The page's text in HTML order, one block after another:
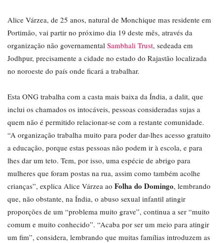
Alice Várzea, de 25 anos, natural de Monchique mas residente em
Portimão, vai partir no próximo dia 19 deste mês, através da
organização não governamental Sambhali Trust, sedeada em
Jodhpur, precisamente a cidade no estado do Rajastão localizada
no noroeste do país onde ficará a trabalhar.
Esta ONG trabalha com a casta mais baixa da Índia, a dalit, que
inclui os chamados os intocáveis, pessoas consideradas sujas a
quem não é permitido relacionar-se com a restante comunidade.
“A organização trabalha muito para poder dar-lhes acesso gratuito
a educação, porque estas pessoas não podem ir à escola, e para
lhes dar um teto. Tem, por isso, uma espécie de abrigo para
mulheres que foram postas na rua, assim como também acolhe
crianças”, explica Alice Várzea ao Folha do Domingo, lembrando
que, não obstante, na Índia, o abuso sexual infantil atingir
proporções de um “problema muito grave”, continua a ser “muito
comum e muito conhecido”. “Acaba por ser um meio para atingir
um fim”, considera, lembrando que muitas famílias introduzem as